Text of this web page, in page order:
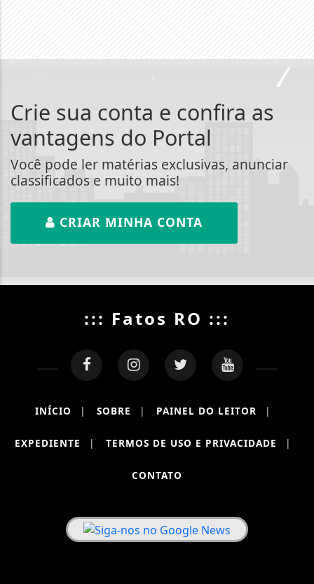
Crie sua conta e confira as
vantagens do Portal
Você pode ler matérias exclusivas, anunciar
classificados e muito mais!
CRIAR MINHA CONTA
::: Fatos RO :::
INÍCIO | SOBRE | PAINEL DO LEITOR |
EXPEDIENTE | TERMOS DE USO E PRIVACIDADE |
CONTATO